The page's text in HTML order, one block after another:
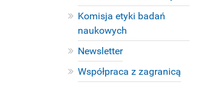
Komisja etyki badań
naukowych
Newsletter
Współpraca z zagranicą